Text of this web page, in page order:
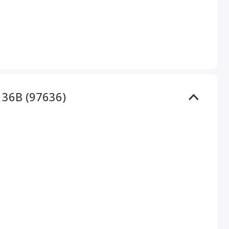
(97636)